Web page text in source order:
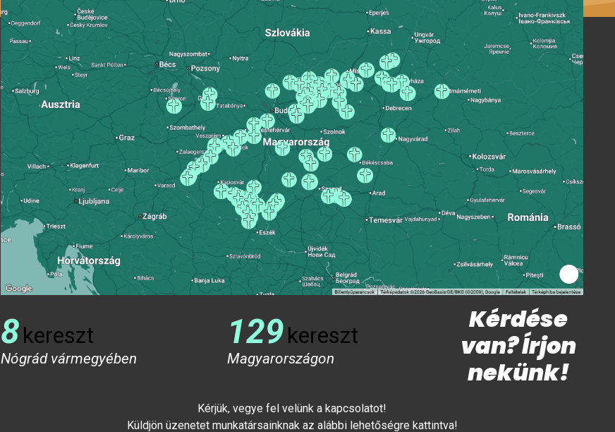
8kereszt
Nógrád vármegyében
129kereszt
Magyarországon
Kérdése
van? Írjon
nekünk!
Kérjük, vegye fel velünk a kapcsolatot!
Küldjön üzenetet munkatársainknak az alábbi lehetőségre kattintva!